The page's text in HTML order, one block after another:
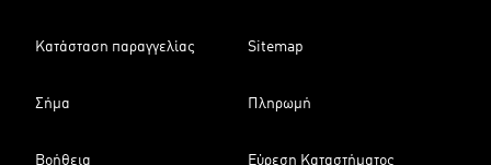
Κατάσταση παραγγελίας Sitemap
Σήμα Πληρωμή
Βοήθεια Εύρεση Καταστήματος